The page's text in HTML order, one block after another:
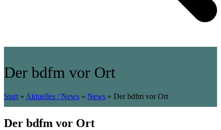
Der bdfm vor Ort
Start » Aktuelles / News » News » Der bdfm vor Ort
Der bdfm vor Ort